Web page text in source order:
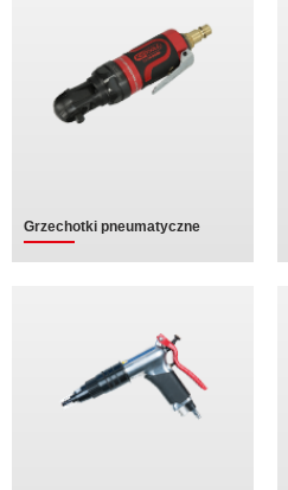
Grzechotki pneumatyczne